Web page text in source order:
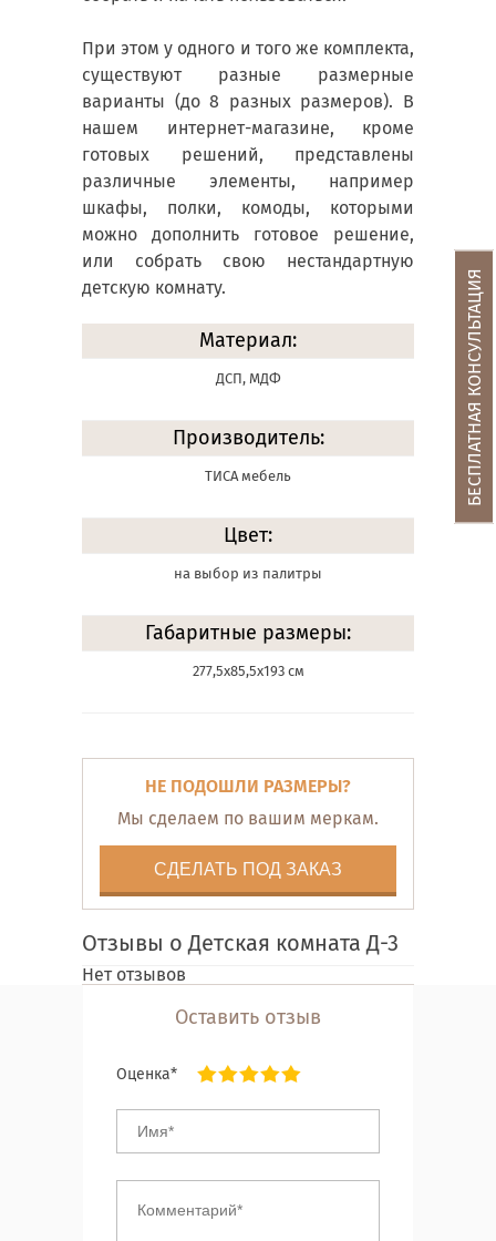
При этом у одного и того же комплекта,
существуют разные размерные
варианты (до 8 разных размеров). В
нашем интернет-магазине, кроме
готовых решений, представлены
различные элементы, например
шкафы, полки, комоды, которыми
можно дополнить готовое решение,
или собрать свою нестандартную
детскую комнату.
Материал:
ДСП, МДФ
Производитель:
ТИСА мебель
Цвет:
на выбор из палитры
Габаритные размеры:
277,5х85,5х193 см
НЕ ПОДОШЛИ РАЗМЕРЫ?
Мы сделаем по вашим меркам.
СДЕЛАТЬ ПОД ЗАКАЗ
Отзывы о Детская комната Д-3
Нет отзывов
Оставить отзыв
Оценка*
БЕСПЛАТНАЯ КОНСУЛЬТАЦИЯ